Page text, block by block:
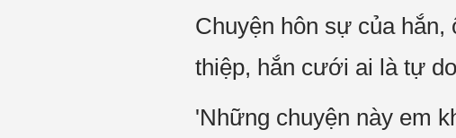
Chuyện hôn sự của hắn,
thiệp, hắn cưới ai là tự
'Những chuyện này em